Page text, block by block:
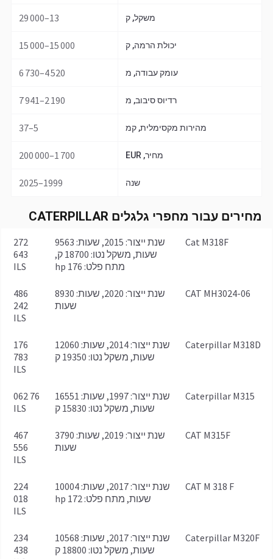
משקל, ק 13–29 000
יכולת הרמה, ק 15 000–15 000
עומק עבודה, מ 4 520–6 730
רדיוס סיבוב, מ 2 190–7 941
מהירות מקסימלית, קמ 5–37
מחיר, EUR 1 700–200 000
שנה 1999–2025
מחירים עבור מחפרי גלגלים CATERPILLAR
Cat M318F
שנת ייצור: 2015, שעות: 9563
שעות, משקל נטו: 18700 ק,
מתח פלט: 176 hp
272
643
ILS
CAT MH3024-06
שנת ייצור: 2020, שעות: 8930
שעות
486
242
ILS
Caterpillar M318D
שנת ייצור: 2014, שעות: 12060
שעות, משקל נטו: 19350 ק
176
783
ILS
Caterpillar M315
שנת ייצור: 1997, שעות: 16551
שעות, משקל נטו: 15830 ק
76 062
ILS
CAT M315F
שנת ייצור: 2019, שעות: 3790
שעות
467
556
ILS
CAT M 318 F
שנת ייצור: 2017, שעות: 10004
שעות, מתח פלט: 172 hp
224
018
ILS
Caterpillar M320F
שנת ייצור: 2017, שעות: 10568
שעות, משקל נטו: 18800 ק
234
438